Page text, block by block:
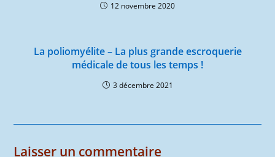
12 novembre 2020
La poliomyélite – La plus grande escroquerie
médicale de tous les temps !
3 décembre 2021
Laisser un commentaire